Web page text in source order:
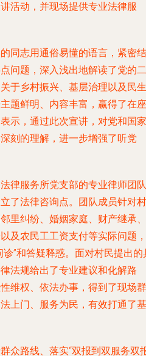
活动，并现场提供专业法律服
同志用通俗易懂的语言，紧密结
问题，深入浅出地解读了党的二
于乡村振兴、基层治理以及民生
题鲜明、内容丰富，赢得了在座
示，通过此次宣讲，对党和国家
刻的理解，进一步增强了听党
律服务所党支部的专业律师团队
了法律咨询点。团队成员针对村
里纠纷、婚姻家庭、财产继承、
及农民工工资支付等实际问题，
”和答疑释惑。面对村民提出的
法规给出了专业建议和化解路
维权、依法办事，得到了现场群
上门、服务为民，有效打通了基
众路线、落实“双报到双服务双